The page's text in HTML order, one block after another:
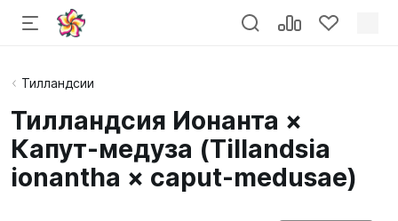
Тилландсии
Тилландсия Ионанта ×
Капут-медуза (Tillandsia
ionantha × caput‑medusae)